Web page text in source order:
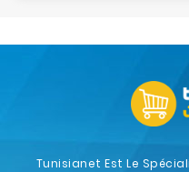
Tunisianet Est Le